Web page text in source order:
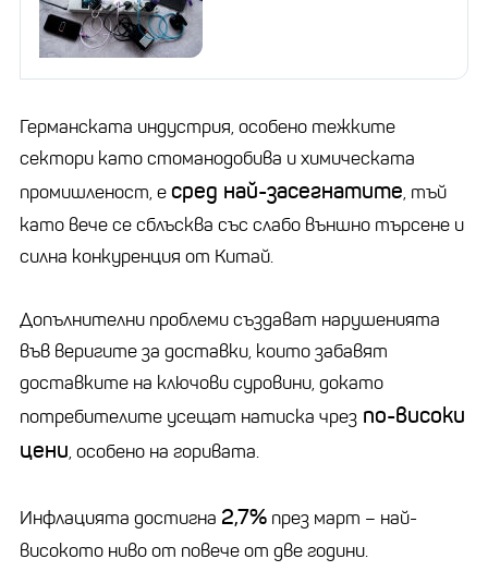
Германската индустрия, особено тежките
сектори като стоманодобива и химическата
промишленост, есред най-засегнатите, тъй
като вече се сблъсква със слабо външно търсене и
силна конкуренция от Китай.
Допълнителни проблеми създават нарушенията
във веригите за доставки, които забавят
доставките на ключови суровини, докато
потребителите усещат натиска чрез по-високи
цени, особено на горивата.
Инфлацията достигна 2,7% през март – най-
високото ниво от повече от две години.